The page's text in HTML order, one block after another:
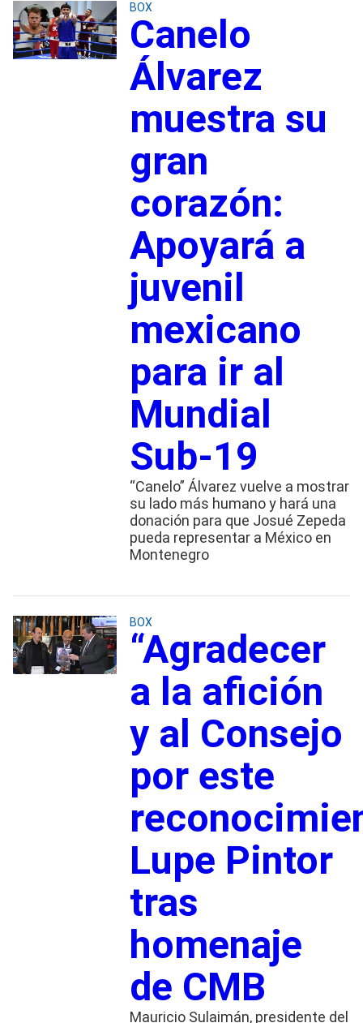
BOX
Canelo
Álvarez
muestra su
gran
corazón:
Apoyará a
juvenil
mexicano
para ir al
Mundial
Sub-19
“Canelo” Álvarez vuelve a mostrar
su lado más humano y hará una
donación para que Josué Zepeda
pueda representar a México en
Montenegro
BOX
“Agradecer
a la afición
y al Consejo
por este
Lupe Pintor
tras
homenaje
de CMB
Mauricio Sulaimán, presidente del